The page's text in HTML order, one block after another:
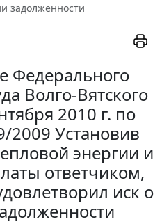
задолженности
Федерального
Волго-Вятского
2010 г. по
2009 Установив
энергии и
ответчиком,
иск о